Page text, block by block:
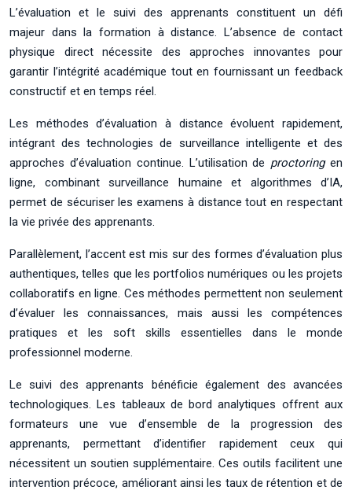
L’évaluation et le suivi des apprenants constituent un défi
majeur dans la formation à distance. L’absence de contact
physique direct nécessite des approches innovantes pour
garantir l’intégrité académique tout en fournissant un feedback
constructif et en temps réel.
Les méthodes d’évaluation à distance évoluent rapidement,
intégrant des technologies de surveillance intelligente et des
approches d’évaluation continue. L’utilisation de proctoringen
ligne, combinant surveillance humaine et algorithmes d’IA,
permet de sécuriser les examens à distance tout en respectant
la vie privée des apprenants.
Parallèlement, l’accent est mis sur des formes d’évaluation plus
authentiques, telles que les portfolios numériques ou les projets
collaboratifs en ligne. Ces méthodes permettent non seulement
d’évaluer les connaissances, mais aussi les compétences
pratiques et les soft skills essentielles dans le monde
professionnel moderne.
Le suivi des apprenants bénéficie également des avancées
technologiques. Les tableaux de bord analytiques offrent aux
formateurs une vue d’ensemble de la progression des
apprenants, permettant d’identifier rapidement ceux qui
nécessitent un soutien supplémentaire. Ces outils facilitent une
intervention précoce, améliorant ainsi les taux de rétention et de